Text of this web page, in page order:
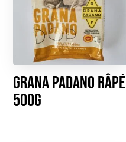
Grana Padano râpé
500g